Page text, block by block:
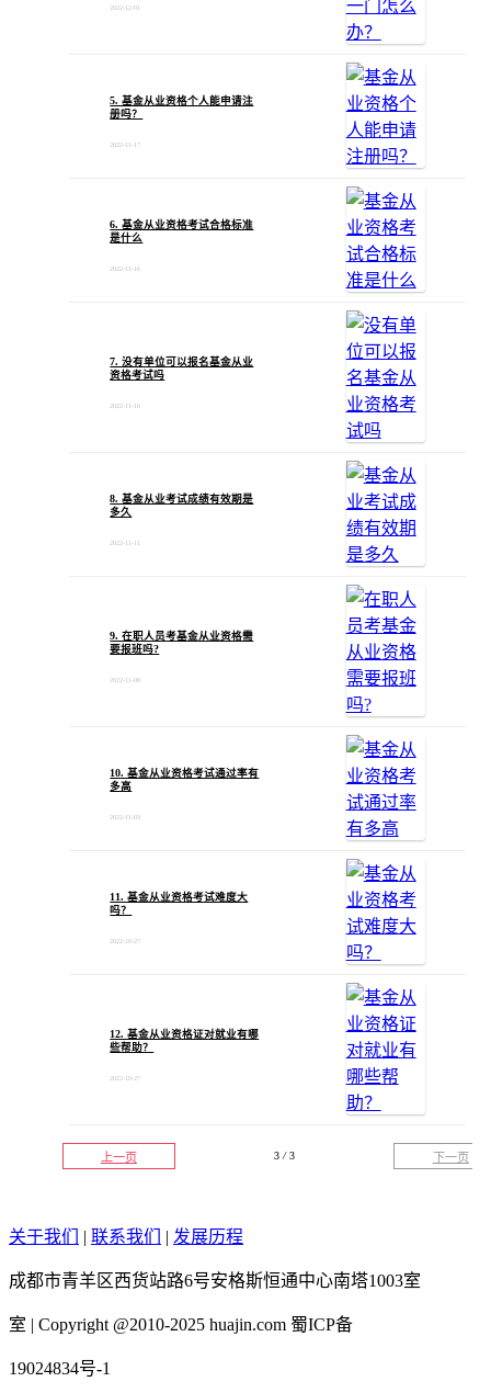
2022-12-01
5. 基金从业资格个人能申请注
册吗？
2022-11-17
6. 基金从业资格考试合格标准
是什么
2022-11-16
7. 没有单位可以报名基金从业
资格考试吗
2022-11-16
8. 基金从业考试成绩有效期是
多久
2022-11-11
9. 在职人员考基金从业资格需
要报班吗?
2022-11-08
10. 基金从业资格考试通过率有
多高
2022-11-03
11. 基金从业资格考试难度大
吗？
2022-10-27
12. 基金从业资格证对就业有哪
些帮助？
2022-10-27
上一页 3/3 下一页
关于我们 | 联系我们 | 发展历程
成都市青羊区西货站路6号安格斯恒通中心南塔1003室
室 | Copyright @2010-2025 huajin.com 蜀ICP备
19024834号-1